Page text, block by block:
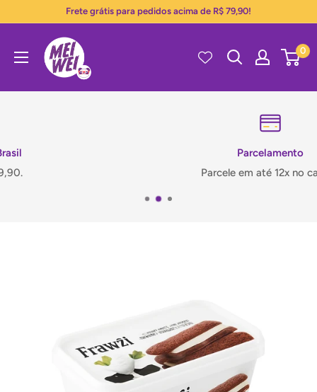
Frete grátis para pedidos acima de R$ 79,90!
Mei
Wei
0
Parcele em até 12x no cartão.